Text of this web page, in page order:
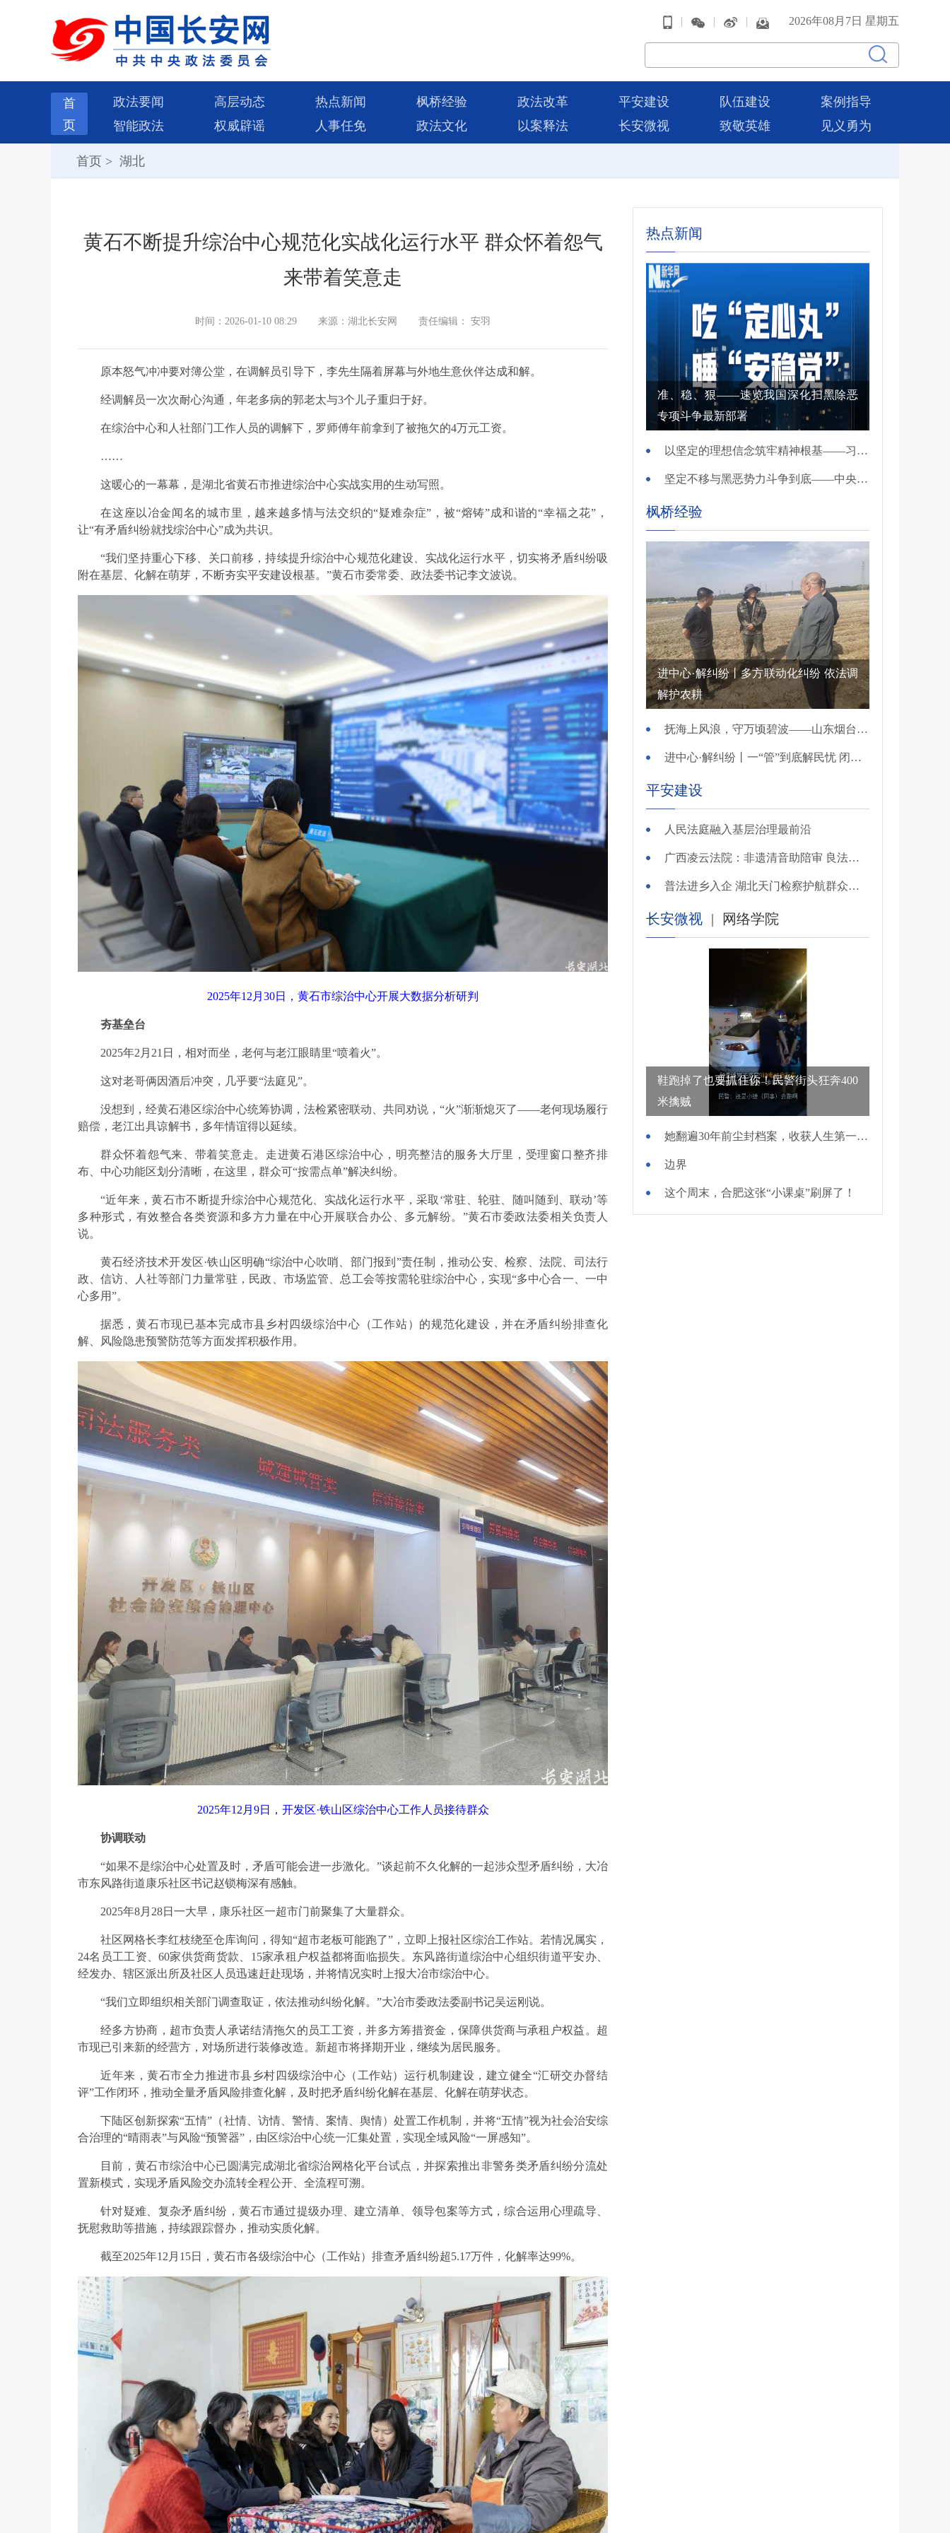
| | | 2026年08月7日 星期五
首
页
政法要闻 高层动态 热点新闻 枫桥经验 政法改革 平安建设 队伍建设
案例指导
智能政法
权威辟谣 人事任免 政法文化 以案释法 长安微视 致敬英雄 见义勇为
首页 > 湖北
黄石不断提升综治中心规范化实战化运行水平 群众怀着怨气
来带着笑意走
时间：2026-01-10 08:29 来源：湖北长安网 责任编辑： 安羽
原本怒气冲冲要对簿公堂，在调解员引导下，李先生隔着屏幕与外地生意伙伴达成和解。
经调解员一次次耐心沟通，年老多病的郭老太与3个儿子重归于好。
在综治中心和人社部门工作人员的调解下，罗师傅年前拿到了被拖欠的4万元工资。
……
这暖心的一幕幕，是湖北省黄石市推进综治中心实战实用的生动写照。
在这座以冶金闻名的城市里，越来越多情与法交织的“疑难杂症”，被“熔铸”成和谐的“幸福之花”，
让“有矛盾纠纷就找综治中心”成为共识。
“我们坚持重心下移、关口前移，持续提升综治中心规范化建设、实战化运行水平，切实将矛盾纠纷吸
附在基层、化解在萌芽，不断夯实平安建设根基。”黄石市委常委、政法委书记李文波说。
2025年12月30日，黄石市综治中心开展大数据分析研判
夯基垒台
2025年2月21日，相对而坐，老何与老江眼睛里“喷着火”。
这对老哥俩因酒后冲突，几乎要“法庭见”。
没想到，经黄石港区综治中心统筹协调，法检紧密联动、共同劝说，“火”渐渐熄灭了——老何现场履行
赔偿，老江出具谅解书，多年情谊得以延续。
群众怀着怨气来、带着笑意走。走进黄石港区综治中心，明亮整洁的服务大厅里，受理窗口整齐排
布、中心功能区划分清晰，在这里，群众可“按需点单”解决纠纷。
“近年来，黄石市不断提升综治中心规范化、实战化运行水平，采取‘常驻、轮驻、随叫随到、联动’等
多种形式，有效整合各类资源和多方力量在中心开展联合办公、多元解纷。”黄石市委政法委相关负责人
说。
黄石经济技术开发区·铁山区明确“综治中心吹哨、部门报到”责任制，推动公安、检察、法院、司法行
政、信访、人社等部门力量常驻，民政、市场监管、总工会等按需轮驻综治中心，实现“多中心合一、一中
心多用”。
据悉，黄石市现已基本完成市县乡村四级综治中心（工作站）的规范化建设，并在矛盾纠纷排查化
解、风险隐患预警防范等方面发挥积极作用。
2025年12月9日，开发区·铁山区综治中心工作人员接待群众
协调联动
“如果不是综治中心处置及时，矛盾可能会进一步激化。”谈起前不久化解的一起涉众型矛盾纠纷，大冶
市东风路街道康乐社区书记赵锁梅深有感触。
2025年8月28日一大早，康乐社区一超市门前聚集了大量群众。
社区网格长李红枝绕至仓库询问，得知“超市老板可能跑了”，立即上报社区综治工作站。若情况属实，
24名员工工资、60家供货商货款、15家承租户权益都将面临损失。东风路街道综治中心组织街道平安办、
经发办、辖区派出所及社区人员迅速赶赴现场，并将情况实时上报大冶市综治中心。
“我们立即组织相关部门调查取证，依法推动纠纷化解。”大冶市委政法委副书记吴运刚说。
经多方协商，超市负责人承诺结清拖欠的员工工资，并多方筹措资金，保障供货商与承租户权益。超
市现已引来新的经营方，对场所进行装修改造。新超市将择期开业，继续为居民服务。
近年来，黄石市全力推进市县乡村四级综治中心（工作站）运行机制建设，建立健全“汇研交办督结
评”工作闭环，推动全量矛盾风险排查化解，及时把矛盾纠纷化解在基层、化解在萌芽状态。
下陆区创新探索“五情”（社情、访情、警情、案情、舆情）处置工作机制，并将“五情”视为社会治安综
合治理的“晴雨表”与风险“预警器”，由区综治中心统一汇集处置，实现全域风险“一屏感知”。
目前，黄石市综治中心已圆满完成湖北省综治网格化平台试点，并探索推出非警务类矛盾纠纷分流处
置新模式，实现矛盾风险交办流转全程公开、全流程可溯。
针对疑难、复杂矛盾纠纷，黄石市通过提级办理、建立清单、领导包案等方式，综合运用心理疏导、
抚慰救助等措施，持续跟踪督办，推动实质化解。
截至2025年12月15日，黄石市各级综治中心（工作站）排查矛盾纠纷超5.17万件，化解率达99%。
热点新闻
准、稳、狠——速览我国深化扫黑除恶
专项斗争最新部署
以坚定的理想信念筑牢精神根基——习近平党建思想理论品格系列述评之一
坚定不移与黑恶势力斗争到底——中央政法委负责同志就开展深化扫黑除恶专项斗争有关问题答记者问
枫桥经验
进中心·解纠纷丨多方联动化纠纷 依法调
解护农耕
抚海上风浪，守万顷碧波——山东烟台把矛盾化解在微澜未起时
进中心·解纠纷丨一“管”到底解民忧 闭环调处化纠纷
平安建设
人民法庭融入基层治理最前沿
广西凌云法院：非遗清音助陪审 良法温情解千纷
普法进乡入企 湖北天门检察护航群众金融财产安全
长安微视 | 网络学院
鞋跑掉了也要抓住你！民警街头狂奔400
米擒贼
她翻遍30年前尘封档案，收获人生第一面锦旗
边界
这个周末，合肥这张“小课桌”刷屏了！